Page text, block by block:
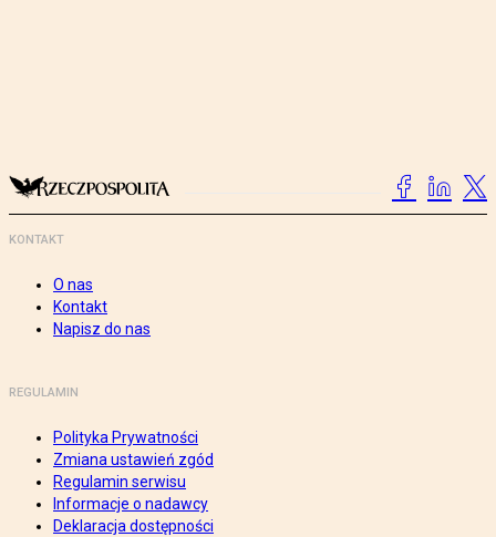
KONTAKT
O nas
Kontakt
Napisz do nas
REGULAMIN
Polityka Prywatności
Zmiana ustawień zgód
Regulamin serwisu
Informacje o nadawcy
Deklaracja dostępności